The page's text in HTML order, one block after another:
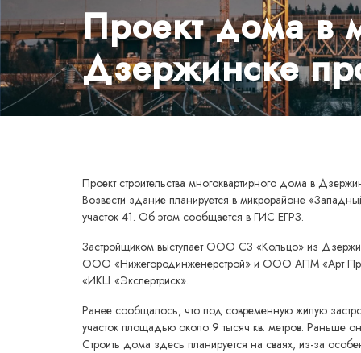
Проект дома в
Дзержинске
Проект строительства многоквартирного дома в
Возвести здание планируется в микрорайоне
участок 41. Об этом сообщается в ГИС ЕГРЗ.
Застройщиком выступает ООО СЗ «Кольцо» из
ООО «Нижегородинженерстрой» и ООО АПМ «Арт
«ИКЦ «Экспертриск».
Ранее сообщалось, что под современную жилую
участок площадью около 9 тысяч кв. метров. Раньше
Строить дома здесь планируется на сваях, из-за